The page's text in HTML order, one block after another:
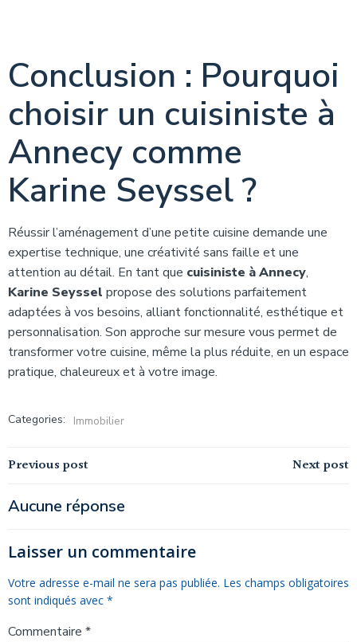
Conclusion : Pourquoi
choisir un cuisiniste à
Annecy comme
Karine Seyssel ?
Réussir l’aménagement d’une petite cuisine demande une
expertise technique, une créativité sans faille et une
attention au détail. En tant que cuisiniste à Annecy,
Karine Seyssel propose des solutions parfaitement
adaptées à vos besoins, alliant fonctionnalité, esthétique et
personnalisation. Son approche sur mesure vous permet de
transformer votre cuisine, même la plus réduite, en un espace
pratique, chaleureux et à votre image.
Categories: Immobilier
Navigation
de
l’article
Previous post Navigation
l’article
Next post
Aucune réponse
Laisser un commentaire
Votre adresse e-mail ne sera pas publiée. Les champs obligatoires
sont indiqués avec *
Commentaire *